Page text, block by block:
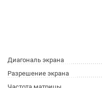
Диагональ экрана
Разрешение экрана